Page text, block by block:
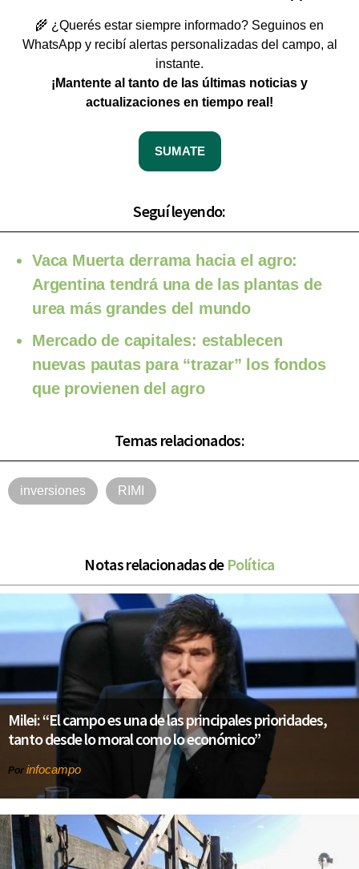
🌾 ¿Querés estar siempre informado? Seguinos en
WhatsApp y recibí alertas personalizadas del campo, al
instante.
¡Mantente al tanto de las últimas noticias y
actualizaciones en tiempo real!
SUMATE
Seguí leyendo:
Vaca Muerta derrama hacia el agro:
Argentina tendrá una de las plantas de
urea más grandes del mundo
Mercado de capitales: establecen
nuevas pautas para “trazar” los fondos
que provienen del agro
Temas relacionados:
inversiones RIMI
Notas relacionadas de Política
Milei: “El campo es una de las principales prioridades,
tanto desde lo moral como lo económico”
Por infocampo